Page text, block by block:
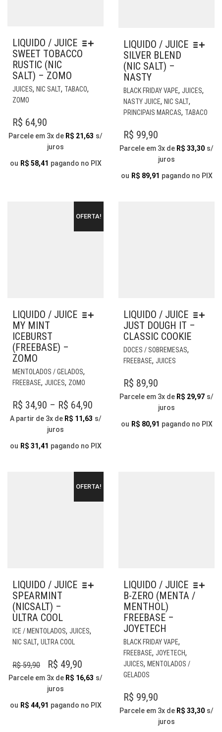
LIQUIDO / JUICE
SWEET TOBACCO
RUSTIC (NIC
SALT) – ZOMO
JUICES, NIC SALT, TABACO,
ZOMO
PRODUTO
VARIANTES.
AS
OPÇÕES
PODEM
DO
R$ 64,90
Parcele em 3x de R$ 21,63 s/
juros
ou R$ 58,41 pagando no PIX
LIQUIDO / JUICE
SILVER BLEND
(NIC SALT) –
NASTY
BLACK FRIDAY VAPE, JUICES,
NASTY JUICE, NIC SALT,
PRINCIPAIS MARCAS, TABACO
SER
R$ 99,90
Parcele em 3x de R$ 33,30 s/
juros
ou R$ 89,91 pagando no PIX
OFERTA!
LIQUIDO / JUICE
MY MINT
ICEBURST
(FREEBASE) –
ZOMO
MENTOLADOS / GELADOS,
FREEBASE, JUICES, ZOMO
PRODUTO
VÁRIAS
AS
PODEM
PÁGINA
DO
R$ 34,90 – R$ 64,90
RANGE:
THROUGH
A partir de 3x de R$ 11,63 s/
juros
ou R$ 31,41 pagando no PIX
LIQUIDO / JUICE
JUST DOUGH IT –
CLASSIC COOKIE
DOCES / SOBREMESAS,
FREEBASE, JUICES
AS
R$ 89,90
Parcele em 3x de R$ 29,97 s/
juros
ou R$ 80,91 pagando no PIX
OFERTA!
LIQUIDO / JUICE
SPEARMINT
(NICSALT) –
ULTRA COOL
ICE / MENTOLADOS, JUICES,
NIC SALT, ULTRA COOL
PRODUTO
VARIANTES.
AS
OPÇÕES
PODEM
R$59,90
O
PREÇO
ORIGINAL
ERA:
R$ 49,90
PREÇO
É:
Parcele em 3x de R$ 16,63 s/
juros
ou R$ 44,91 pagando no PIX
LIQUIDO / JUICE
B-ZERO (MENTA /
MENTHOL)
FREEBASE –
JOYETECH
BLACK FRIDAY VAPE,
FREEBASE, JOYETECH,
JUICES, MENTOLADOS /
GELADOS
R$ 99,90
Parcele em 3x de R$ 33,30 s/
juros